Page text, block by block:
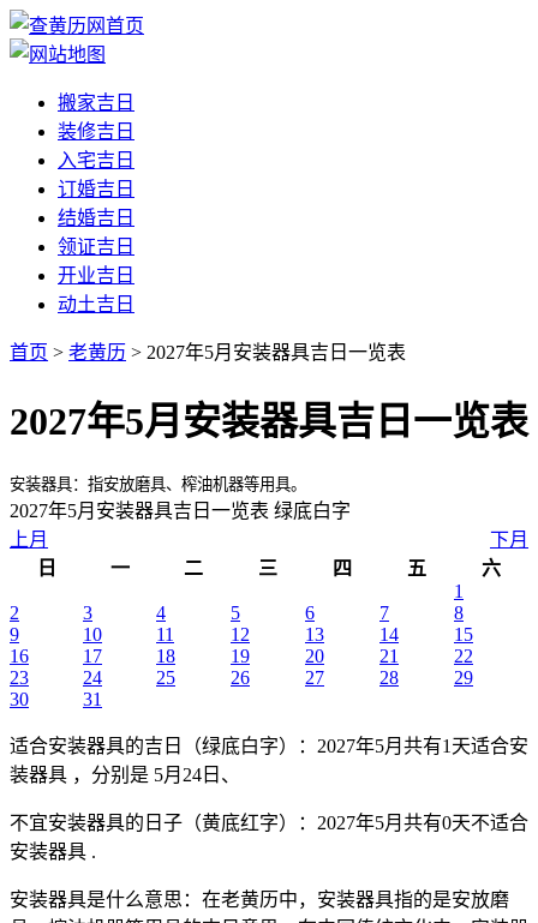
搬家吉日
装修吉日
入宅吉日
订婚吉日
结婚吉日
领证吉日
开业吉日
动土吉日
首页 > 老黄历 > 2027年5月安装器具吉日一览表
2027年5月安装器具吉日一览表
安装器具：指安放磨具、榨油机器等用具。
2027年5月安装器具吉日一览表 绿底白字
上月
下月
日
一 二 三 四 五
六
1
2
3 4 5 6 7
8
9
10 11 12 13 14
15
16
17 18 19 20 21
22
23
24 25 26 27 28
29
30
31
适合安装器具的吉日（绿底白字）
：2027年5月共有1天适合安
装器具 ，分别是 5月24日、
不宜安装器具的日子（黄底红字）
：2027年5月共有0天不适合
安装器具 .
安装器具是什么意思：在老黄历中，安装器具指的是安放磨